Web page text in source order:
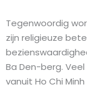
Tegenwoordig
zijn religieuze
Ba Den-berg.
vanuit Ho Chi